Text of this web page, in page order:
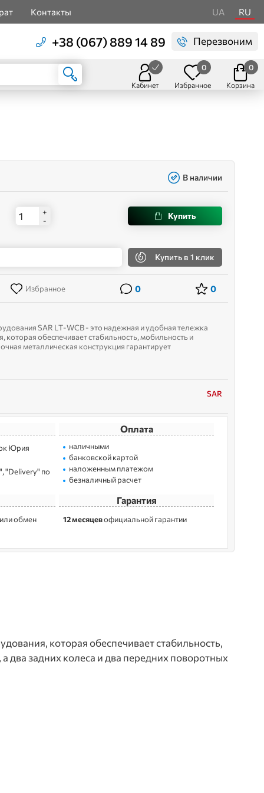
Контакты UA RU
+38 (067) 889 14 89 Перезвоним
Кабинет Избранное
0
Корзина
0
В наличии
+
-
Купить
Купить в 1 клик
Избранное 0 0
SAR LT-WCB - это надежная и удобная тележка
которая обеспечивает стабильность, мобильность и
металлическая конструкция гарантирует
и два передних поворотных обеспечив...
SAR
Юрия
"Delivery" по
Оплата
наличными
банковской картой
наложенным платежом
безналичный расчет
обмен
Гарантия
12 месяцевофициальной гарантии
которая обеспечивает стабильность,
два задних колеса и два передних поворотных